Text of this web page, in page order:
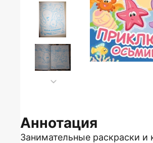
Аннотация
Занимательные раскраски